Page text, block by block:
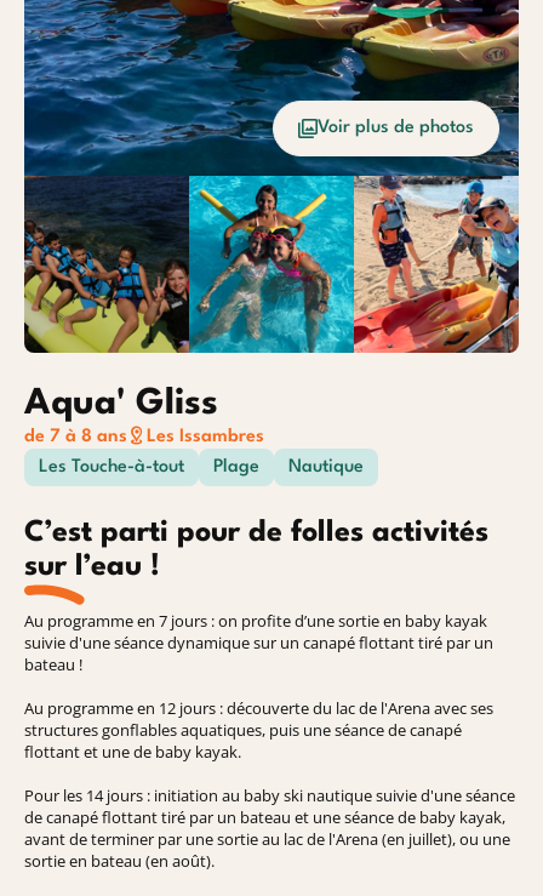
Baroudeurs
Voir plus de photos
Aqua' Gliss
de 7 à 8 ans
Les Issambres
Les Touche-à-tout
Plage Nautique
C’est parti pour de folles activités
sur l’eau !
Au programme en 7 jours : on profite d’une sortie en baby kayak
suivie d'une séance dynamique sur un canapé flottant tiré par un
bateau !
Au programme en 12 jours : découverte du lac de l'Arena avec ses
structures gonflables aquatiques, puis une séance de canapé
flottant et une de baby kayak.
Pour les 14 jours : initiation au baby ski nautique suivie d'une séance
de canapé flottant tiré par un bateau et une séance de baby kayak,
avant de terminer par une sortie au lac de l'Arena (en juillet), ou une
sortie en bateau (en août).